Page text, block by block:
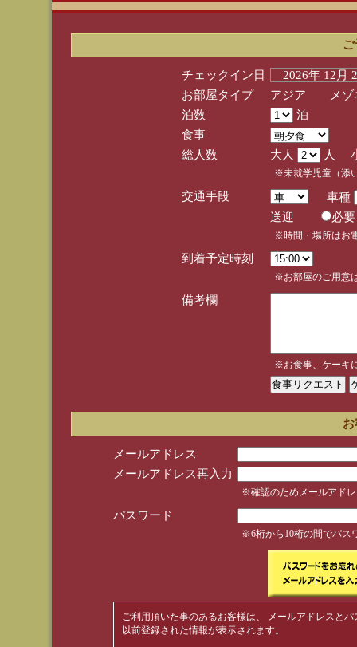
チェックイン日
2026年 12
お部屋タイプ
アジア メゾネ
泊数
泊
食事
総人数
大人 人
※未就学児童（添
交通手段
車種
送迎
※時間・場所はお
到着予定時刻
※お部屋のご用意
備考欄
※お食事、ケーキ
メールアドレス
メールアドレス再入力
※確認のためメールアド
パスワード
※6桁から10桁の間でパス
ご利用頂いた事のあるお客様は、 メールアドレスと
以前登録された情報が表示されます。